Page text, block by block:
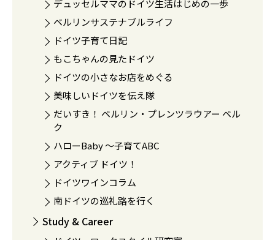
デュッセルママのドイツ生活はじめの一歩
ベルリンサステナブルライフ
ドイツ子育て日記
もこちゃんの見たドイツ
ドイツの小さなお店をめぐる
美味しいドイツを伝え隊
だいすき！ ベルリン・プレンツラウアー ベル
ク
ハローBaby 〜子育てABC
アクティブ ドイツ！
ドイツワインコラム
南ドイツの巡礼路を行く
Study & Career